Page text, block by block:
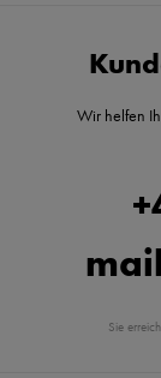
Wir helfen
Sie